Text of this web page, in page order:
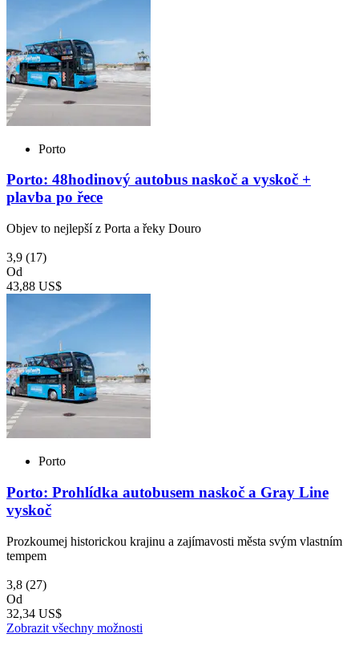
Porto
Porto: 48hodinový autobus naskoč a vyskoč +
plavba po řece
Objev to nejlepší z Porta a řeky Douro
3,9 (17)
Od
43,88 US$
Porto
Porto: Prohlídka autobusem naskoč a Gray Line
vyskoč
Prozkoumej historickou krajinu a zajímavosti města svým vlastním
tempem
3,8 (27)
Od
32,34 US$
Zobrazit všechny možnosti